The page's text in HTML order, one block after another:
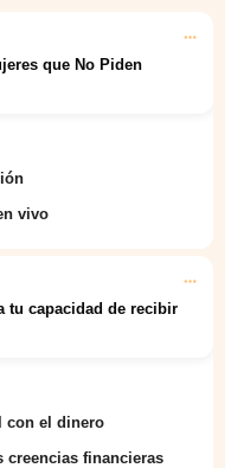
que No Piden
vivo
tu capacidad de recibir
con el dinero
creencias financieras